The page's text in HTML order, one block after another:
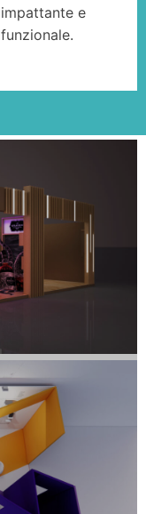
impattante e
funzionale.